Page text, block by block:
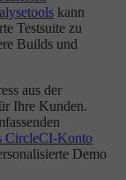
kann
Testsuite zu
Builds und
aus der
Ihre Kunden.
CircleCI-Konto
Demo